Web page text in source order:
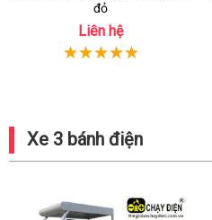
đỏ
Liên hệ
Xe 3 bánh điện